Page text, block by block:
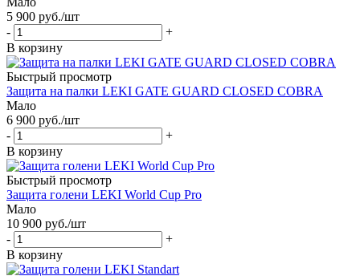
5 900 руб./шт
-
+
В корзину
Быстрый просмотр
Защита на палки LEKI GATE GUARD CLOSED COBRA
Мало
6 900 руб./шт
-
+
В корзину
Быстрый просмотр
Защита голени LEKI World Cup Pro
Мало
10 900 руб./шт
-
+
В корзину